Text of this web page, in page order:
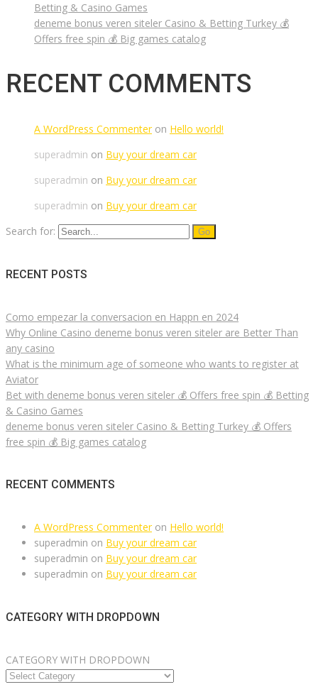
Betting & Casino Games
deneme bonus veren siteler Casino & Betting Turkey 💰
Offers free spin 💰 Big games catalog
RECENT COMMENTS
A WordPress Commenteron Hello world!
superadmin on Buy your dream car
superadmin on Buy your dream car
superadmin on Buy your dream car
Search for:
RECENT POSTS
Como empezar la conversacion en Happn en 2024
Why Online Casino deneme bonus veren siteler are Better Than
any casino
What is the minimum age of someone who wants to register at
Aviator
Bet with deneme bonus veren siteler 💰 Offers free spin 💰 Betting
& Casino Games
deneme bonus veren siteler Casino & Betting Turkey 💰 Offers
free spin 💰 Big games catalog
RECENT COMMENTS
A WordPress Commenteron Hello world!
superadmin on Buy your dream car
superadmin on Buy your dream car
superadmin on Buy your dream car
CATEGORY WITH DROPDOWN
CATEGORY WITH DROPDOWN